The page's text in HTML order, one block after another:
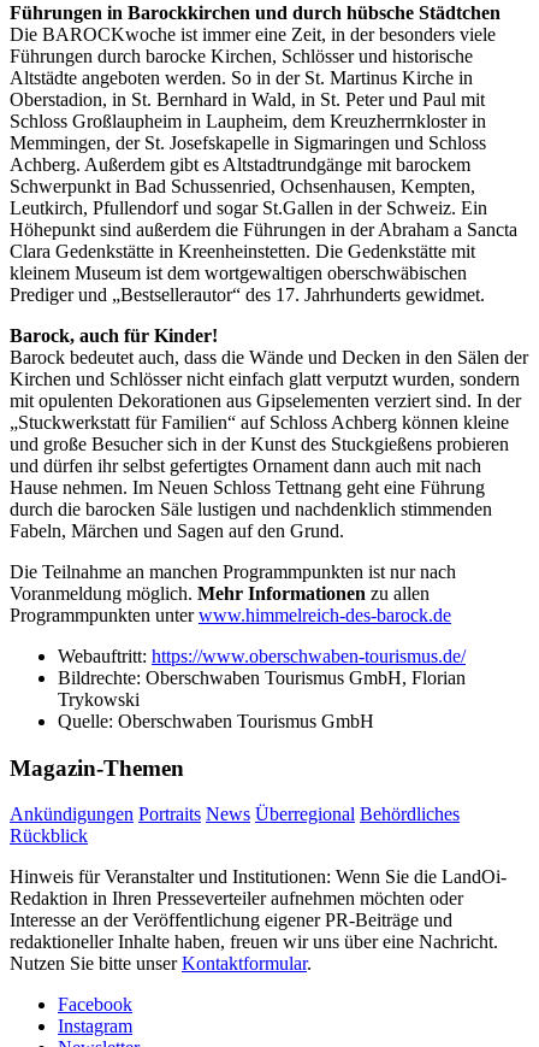
Führungen in Barockkirchen und durch hübsche Städtchen
Die BAROCKwoche ist immer eine Zeit, in der besonders viele
Führungen durch barocke Kirchen, Schlösser und historische
Altstädte angeboten werden. So in der St. Martinus Kirche in
Oberstadion, in St. Bernhard in Wald, in St. Peter und Paul mit
Schloss Großlaupheim in Laupheim, dem Kreuzherrnkloster in
Memmingen, der St. Josefskapelle in Sigmaringen und Schloss
Achberg. Außerdem gibt es Altstadtrundgänge mit barockem
Schwerpunkt in Bad Schussenried, Ochsenhausen, Kempten,
Leutkirch, Pfullendorf und sogar St.Gallen in der Schweiz. Ein
Höhepunkt sind außerdem die Führungen in der Abraham a Sancta
Clara Gedenkstätte in Kreenheinstetten. Die Gedenkstätte mit
kleinem Museum ist dem wortgewaltigen oberschwäbischen
Prediger und „Bestsellerautor“ des 17. Jahrhunderts gewidmet.
Barock, auch für Kinder!
Barock bedeutet auch, dass die Wände und Decken in den Sälen der
Kirchen und Schlösser nicht einfach glatt verputzt wurden, sondern
mit opulenten Dekorationen aus Gipselementen verziert sind. In der
„Stuckwerkstatt für Familien“ auf Schloss Achberg können kleine
und große Besucher sich in der Kunst des Stuckgießens probieren
und dürfen ihr selbst gefertigtes Ornament dann auch mit nach
Hause nehmen. Im Neuen Schloss Tettnang geht eine Führung
durch die barocken Säle lustigen und nachdenklich stimmenden
Fabeln, Märchen und Sagen auf den Grund.
Die Teilnahme an manchen Programmpunkten ist nur nach
Voranmeldung möglich. Mehr Informationen zu allen
Programmpunkten unterwww.himmelreich-des-barock.de
Webauftritt: https://www.oberschwaben-tourismus.de/
Bildrechte: Oberschwaben Tourismus GmbH, Florian
Trykowski
Quelle: Oberschwaben Tourismus GmbH
Magazin-Themen
Ankündigungen Portraits News Überregional Behördliches
Rückblick
Hinweis für Veranstalter und Institutionen: Wenn Sie die LandOi-
Redaktion in Ihren Presseverteiler aufnehmen möchten oder
Interesse an der Veröffentlichung eigener PR-Beiträge und
redaktioneller Inhalte haben, freuen wir uns über eine Nachricht.
Nutzen Sie bitte unserKontaktformular.
Facebook
Instagram